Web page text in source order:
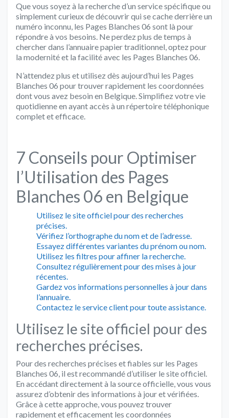
Que vous soyez à la recherche d’un service spécifique ou
simplement curieux de découvrir qui se cache derrière un
numéro inconnu, les Pages Blanches 06 sont là pour
répondre à vos besoins. Ne perdez plus de temps à
chercher dans l’annuaire papier traditionnel, optez pour
la modernité et la facilité avec les Pages Blanches 06.
N’attendez plus et utilisez dès aujourd’hui les Pages
Blanches 06 pour trouver rapidement les coordonnées
dont vous avez besoin en Belgique. Simplifiez votre vie
quotidienne en ayant accès à un répertoire téléphonique
complet et efficace.
7 Conseils pour Optimiser
l’Utilisation des Pages
Blanches 06 en Belgique
Utilisez le site officiel pour des recherches
précises.
Vérifiez l’orthographe du nom et de l’adresse.
Essayez différentes variantes du prénom ou nom.
Utilisez les filtres pour affiner la recherche.
Consultez régulièrement pour des mises à jour
récentes.
Gardez vos informations personnelles à jour dans
l’annuaire.
Contactez le service client pour toute assistance.
Utilisez le site officiel pour des
recherches précises.
Pour des recherches précises et fiables sur les Pages
Blanches 06, il est recommandé d’utiliser le site officiel.
En accédant directement à la source officielle, vous vous
assurez d’obtenir des informations à jour et vérifiées.
Grâce à cette approche, vous pouvez trouver
rapidement et efficacement les coordonnées